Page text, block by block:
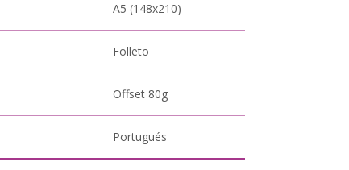
A5 (148x210)
Folleto
Offset 80g
Portugués